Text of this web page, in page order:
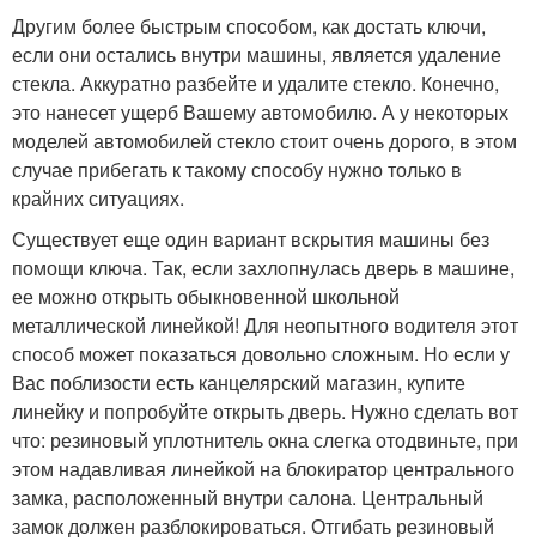
Другим более быстрым способом, как достать ключи,
если они остались внутри машины, является удаление
стекла. Аккуратно разбейте и удалите стекло. Конечно,
это нанесет ущерб Вашему автомобилю. А у некоторых
моделей автомобилей стекло стоит очень дорого, в этом
случае прибегать к такому способу нужно только в
крайних ситуациях.
Существует еще один вариант вскрытия машины без
помощи ключа. Так, если захлопнулась дверь в машине,
ее можно открыть обыкновенной школьной
металлической линейкой! Для неопытного водителя этот
способ может показаться довольно сложным. Но если у
Вас поблизости есть канцелярский магазин, купите
линейку и попробуйте открыть дверь. Нужно сделать вот
что: резиновый уплотнитель окна слегка отодвиньте, при
этом надавливая линейкой на блокиратор центрального
замка, расположенный внутри салона. Центральный
замок должен разблокироваться. Отгибать резиновый